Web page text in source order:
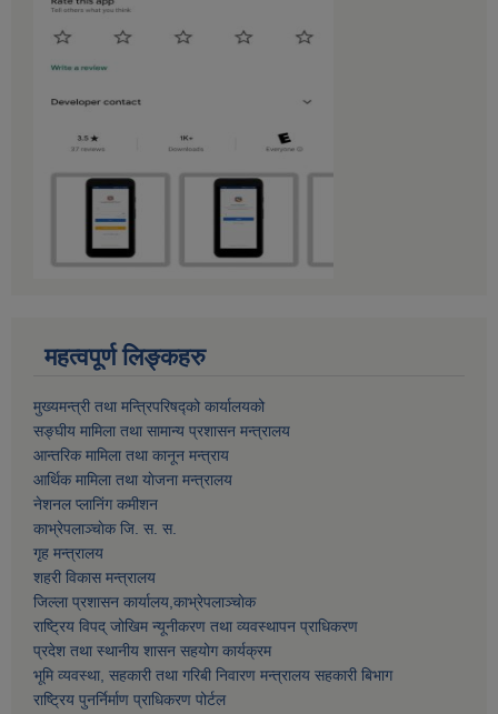
महत्वपूर्ण लिङ्कहरु
मुख्यमन्त्री तथा मन्त्रिपरिषद्को कार्यालयको
सङ्घीय मामिला तथा सामान्य प्रशासन मन्त्रालय
आन्तरिक मामिला तथा कानून मन्त्राय
आर्थिक मामिला तथा याेजना मन्त्रालय
नेशनल प्लानिंग कमीशन
काभ्रेपलाञ्चाेक जि. स. स.
गृह मन्त्रालय
शहरी विकास मन्त्रालय
जिल्ला प्रशासन कार्यालय,काभ्रेपलाञ्चाेक
राष्ट्रिय विपद् जोखिम न्यूनीकरण तथा व्यवस्थापन प्राधिकरण
प्रदेश तथा स्थानीय शासन सहयोग कार्यक्रम
भूमि व्यवस्था, सहकारी तथा गरिबी निवारण मन्त्रालय सहकारी बिभाग
राष्ट्रिय पुनर्निर्माण प्राधिकरण पोर्टल